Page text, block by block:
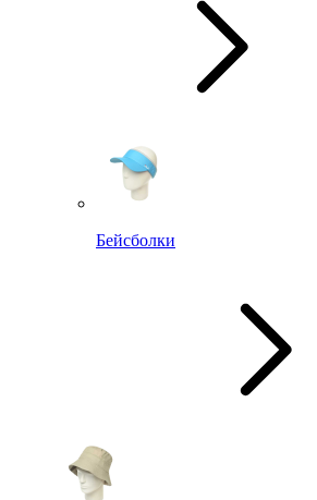
Бейсболки